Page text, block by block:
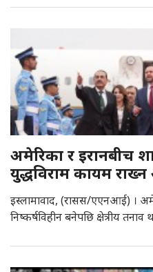
अमेरिका र इरानबीच
युद्धविराम कायम
इस्लामावाद, (रासस/एएनआई) ।
निष्कर्षविहीन बनेपछि क्षेत्रीय